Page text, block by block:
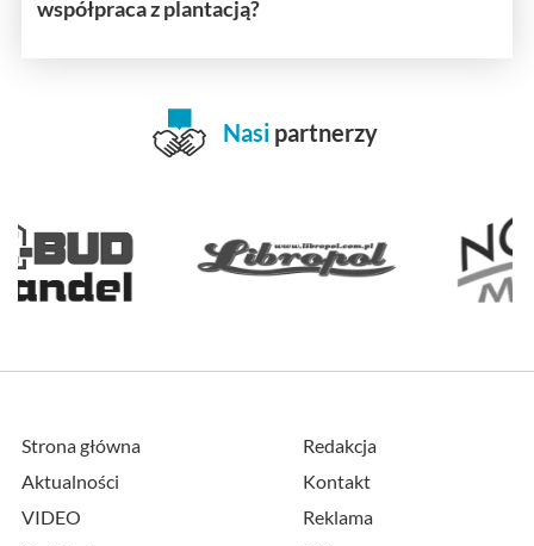
współpraca z plantacją?
Nasi partnerzy
Strona główna
Aktualności
VIDEO
Redakcja
Kontakt
Reklama